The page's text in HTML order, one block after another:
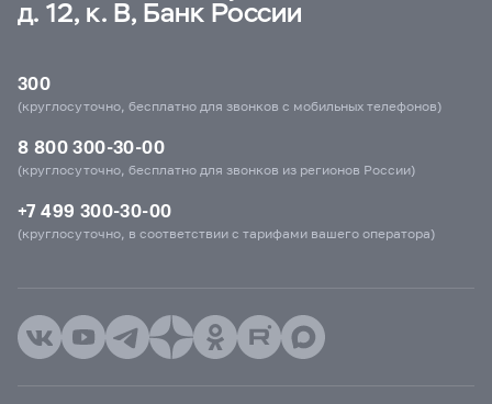
д. 12, к. В, Банк России
300
(круглосуточно, бесплатно для звонков с мобильных телефонов)
8 800 300-30-00
(круглосуточно, бесплатно для звонков из регионов России)
+7 499 300-30-00
(круглосуточно, в соответствии с тарифами вашего оператора)